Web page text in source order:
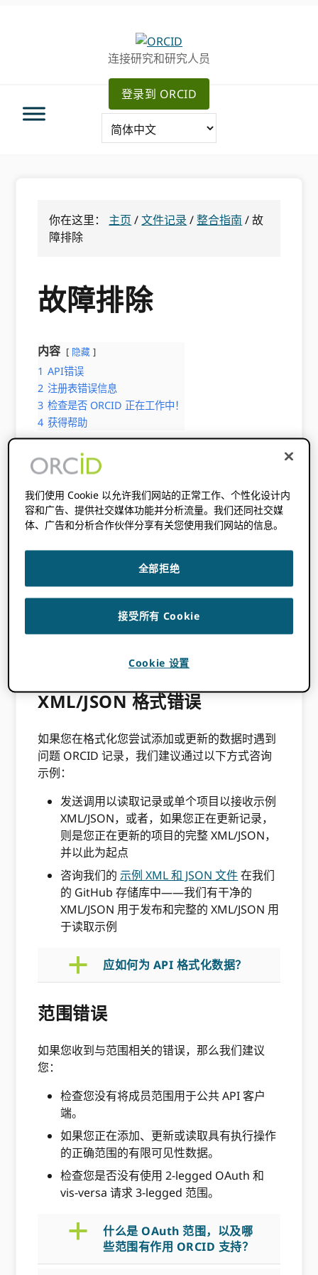
连接研究和研究人员
登录到 ORCID
你在这里： 主页 /文件记录 /整合指南 /故
障排除
故障排除
内容 隐藏
1 API错误
2 注册表错误信息
3 检查是否 ORCID 正在工作中！
4 获得帮助
我们尽最大努力在我们的注册表和 API 中提供描
述性错误消息。 以下是一些提示，可帮助您解决
可能遇到的任何错误。
API错误
消息。
a
怎么办 ORCID API错误代码是
XML/JSON 格式错误
如果您在格式化您尝试添加或更新的数据时遇到
问题 ORCID 记录，我们建议通过以下方式咨询
示例：
发送调用以读取记录或单个项目以接收示例
XML/JSON，或者，如果您正在更新记录，
则是您正在更新的项目的完整 XML/JSON，
并以此为起点
咨询我们的示例 XML 和 JSON 文件在我们
的 GitHub 存储库中——我们有干净的
XML/JSON 用于发布和完整的 XML/JSON 用
于读取示例
a 应如何为 API 格式化数据？
范围错误
如果您收到与范围相关的错误，那么我们建议
您：
检查您没有将成员范围用于公共 API 客户
端。
如果您正在添加、更新或读取具有执行操作
的正确范围的有限可见性数据。
检查您是否没有使用 2-legged OAuth 和
vis-versa 请求 3-legged 范围。
a
什么是 OAuth 范围，以及哪
些范围有作用 ORCID 支持？
我们使用 Cookie 以允许我们网站的正常工作、个性化设计内
容和广告、提供社交媒体功能并分析流量。我们还同社交媒
体、广告和分析合作伙伴分享有关您使用我们网站的信息。
全部拒绝
接受所有 Cookie
Cookie 设置